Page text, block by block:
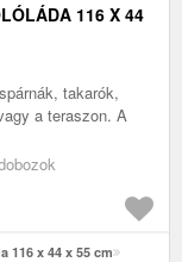
116 X 44
takarók,
a teraszon. A
116 x 44 x 55 cm